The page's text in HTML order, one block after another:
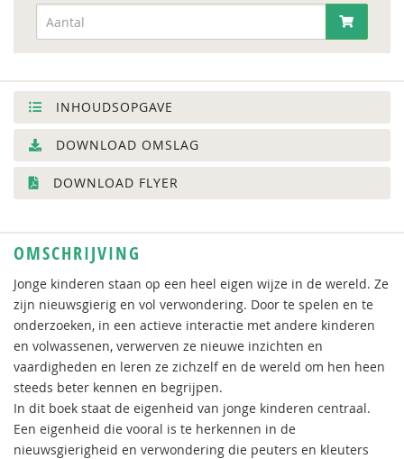
INHOUDSOPGAVE
DOWNLOAD OMSLAG
DOWNLOAD FLYER
OMSCHRIJVING
Jonge kinderen staan op een heel eigen wijze in de wereld. Ze
zijn nieuwsgierig en vol verwondering. Door te spelen en te
onderzoeken, in een actieve interactie met andere kinderen
en volwassenen, verwerven ze nieuwe inzichten en
vaardigheden en leren ze zichzelf en de wereld om hen heen
steeds beter kennen en begrijpen.
In dit boek staat de eigenheid van jonge kinderen centraal.
Een eigenheid die vooral is te herkennen in de
nieuwsgierigheid en verwondering die peuters en kleuters